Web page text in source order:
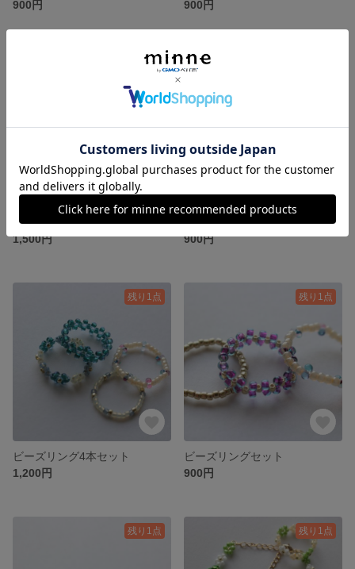
900円 900円
残り1点
ビーズ パステルフラワー5本セット
1,500円
ビーズリング3本セット
900円
残り1点
ビーズリング4本セット
1,200円
残り1点
ビーズリングセット
900円
残り1点 残り1点